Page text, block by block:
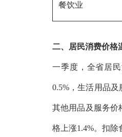
餐饮业
二、居民消费价格
一季度，全省居民
0.5%，生活用品及
其他用品及服务价
格上涨1.4%。扣除